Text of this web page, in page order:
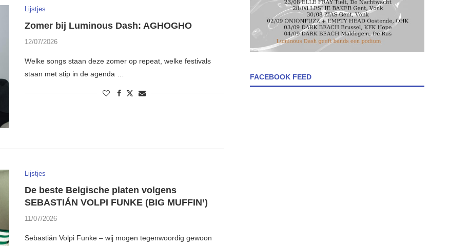
Lijstjes
Zomer bij Luminous Dash: AGHOGHO
12/07/2026
Welke songs staan deze zomer op repeat, welke festivals
staan met stip in de agenda …
Lijstjes
De beste Belgische platen volgens
SEBASTIÁN VOLPI FUNKE (BIG MUFFIN’)
11/07/2026
Sebastián Volpi Funke – wij mogen tegenwoordig gewoon
FACEBOOK FEED